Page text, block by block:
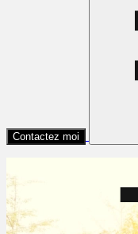
Contactez moi